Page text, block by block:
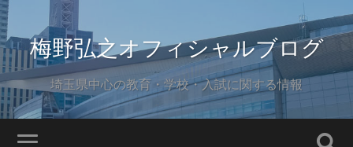
梅野弘之オフィシャルブログ
埼玉県中心の教育・学校・入試に関する情報